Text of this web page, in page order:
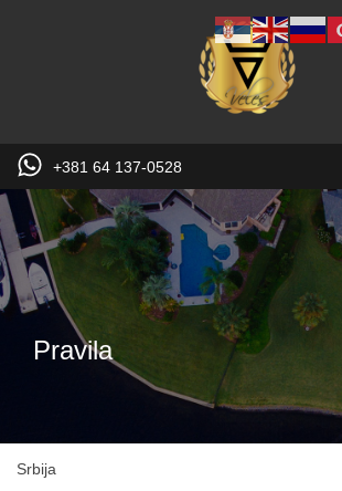
+381 64 137-0528
Pravila
Srbija